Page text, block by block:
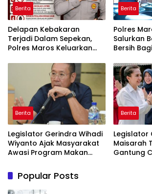
Berita
Delapan Kebakaran
Terjadi Dalam Sepekan,
Polres Maros Keluarkan
Masyarakat
Berita
Polres
Salurkan
Bersih
Di Maros
Berita
Legislator Gerindra Wihadi
Wiyanto Ajak Masyarakat
Awasi Program Makan
Sasaran
Berita
Legislator
Maisarah
Gantung
Popular Posts